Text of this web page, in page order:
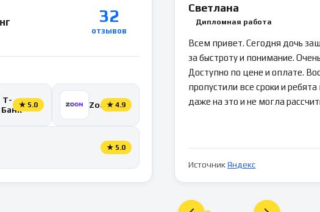
32
отзывов
Т-
Банк★ 5.0 Zoon★4.9
★ 5.0
Светлана
Дипломная работа
Всем привет. Сегодня дочь
за быстроту и понимание.
Доступно по цене и оплате.
пропустили все сроки и
даже на это и не могла
Источник Яндекс